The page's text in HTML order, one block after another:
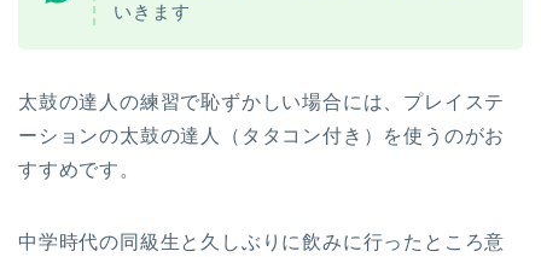
いきます
太鼓の達人の練習で恥ずかしい場合には、 プレイステ
ーションの太鼓の達人（タタコン付き）を使うのがお
すすめです。
中学時代の同級生と久しぶりに飲みに行ったところ意